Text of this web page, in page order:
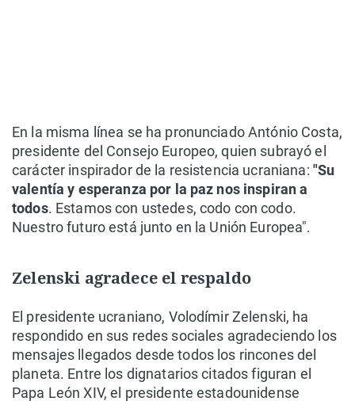
En la misma línea se ha pronunciado António Costa,
presidente del Consejo Europeo, quien subrayó el
carácter inspirador de la resistencia ucraniana: "Su
valentía y esperanza por la paz nos inspiran a
todos. Estamos con ustedes, codo con codo.
Nuestro futuro está junto en la Unión Europea".
Zelenski agradece el respaldo
El presidente ucraniano, Volodímir Zelenski, ha
respondido en sus redes sociales agradeciendo los
mensajes llegados desde todos los rincones del
planeta. Entre los dignatarios citados figuran el
Papa León XIV, el presidente estadounidense